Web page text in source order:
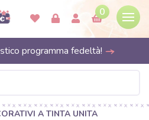
0
programma fedeltà!
A TINTA UNITA